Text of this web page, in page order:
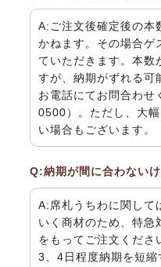
A:ご注文後確定後の本
かねます。その場合ゲ
ていただきます。本数
すが、納期がずれる可
お電話にてお問合わ
0500） 。ただし、大
い場合もございます。
Q:納期が間に合わない
A:席札うちわに関して
いく商材のため、特急
をもってご注文くださ
3、4日程度納期を短